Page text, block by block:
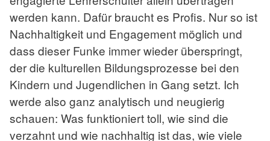
werden kann. Dafür braucht es Profis. Nur so ist
Nachhaltigkeit und Engagement möglich und
dass dieser Funke immer wieder überspringt,
der die kulturellen Bildungsprozesse bei den
Kindern und Jugendlichen in Gang setzt. Ich
werde also ganz analytisch und neugierig
schauen: Was funktioniert toll, wie sind die
verzahnt und wie nachhaltig ist das, wie viele